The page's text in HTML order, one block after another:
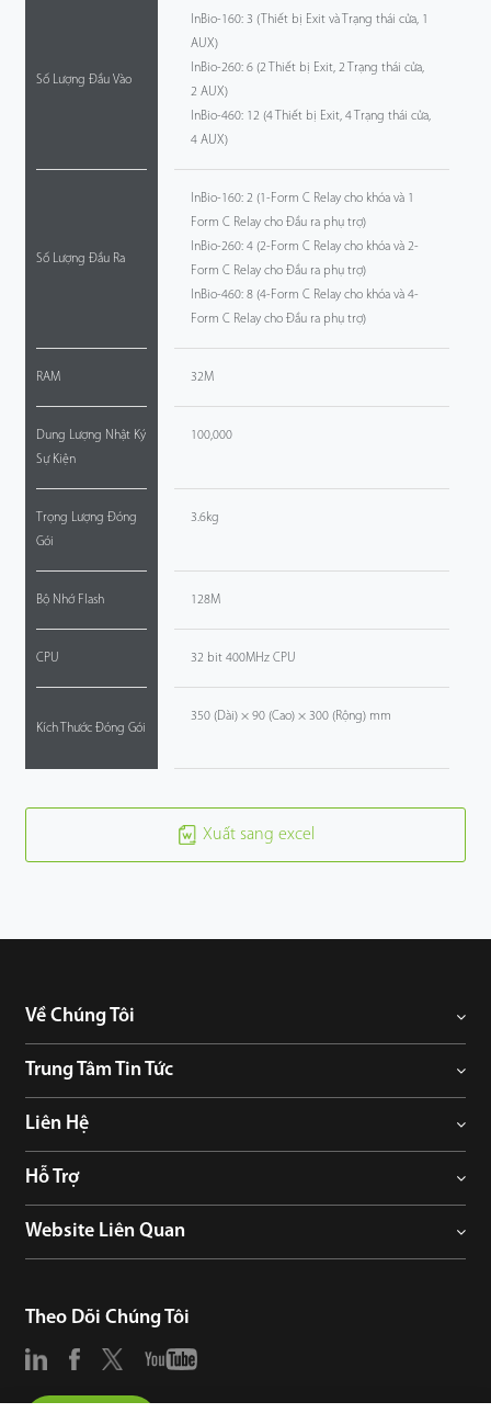
Số Lượng Đầu Vào
Số Lượng Đầu Ra
RAM
Dung Lượng Nhật Ký
Sự Kiện
Trọng Lượng Đóng
Gói
Bộ Nhớ Flash
CPU
Kích Thước Đóng Gói
InBio-160: 3 (Thiết bị Exit và Trạng thái cửa, 1
AUX)
InBio-260: 6 (2 Thiết bị Exit, 2 Trạng thái cửa,
2 AUX)
InBio-460: 12 (4 Thiết bị Exit, 4 Trạng thái cửa,
4 AUX)
InBio-160: 2 (1-Form C Relay cho khóa và 1
Form C Relay cho Đầu ra phụ trợ)
InBio-260: 4 (2-Form C Relay cho khóa và 2-
Form C Relay cho Đầu ra phụ trợ)
InBio-460: 8 (4-Form C Relay cho khóa và 4-
Form C Relay cho Đầu ra phụ trợ)
32M
100,000
3.6kg
128M
32 bit 400MHz CPU
350 (Dài) × 90 (Cao) × 300 (Rộng) mm
Xuất sang excel
Về Chúng Tôi
Trung Tâm Tin Tức
Liên Hệ
Hỗ Trợ
Website Liên Quan
Theo Dõi Chúng Tôi